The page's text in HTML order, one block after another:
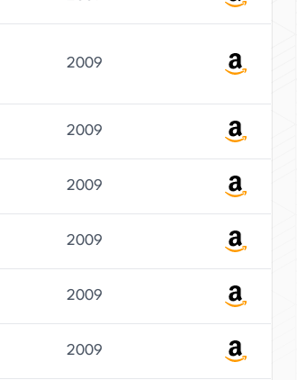
2009
2009
2009
2009
2009
2009